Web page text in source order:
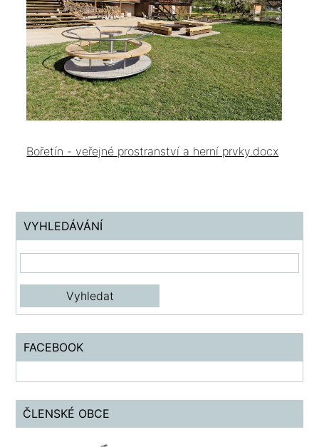
Bořetín - veřejné prostranství a herní prvky.docx
VYHLEDÁVÁNÍ
FACEBOOK
ČLENSKÉ OBCE